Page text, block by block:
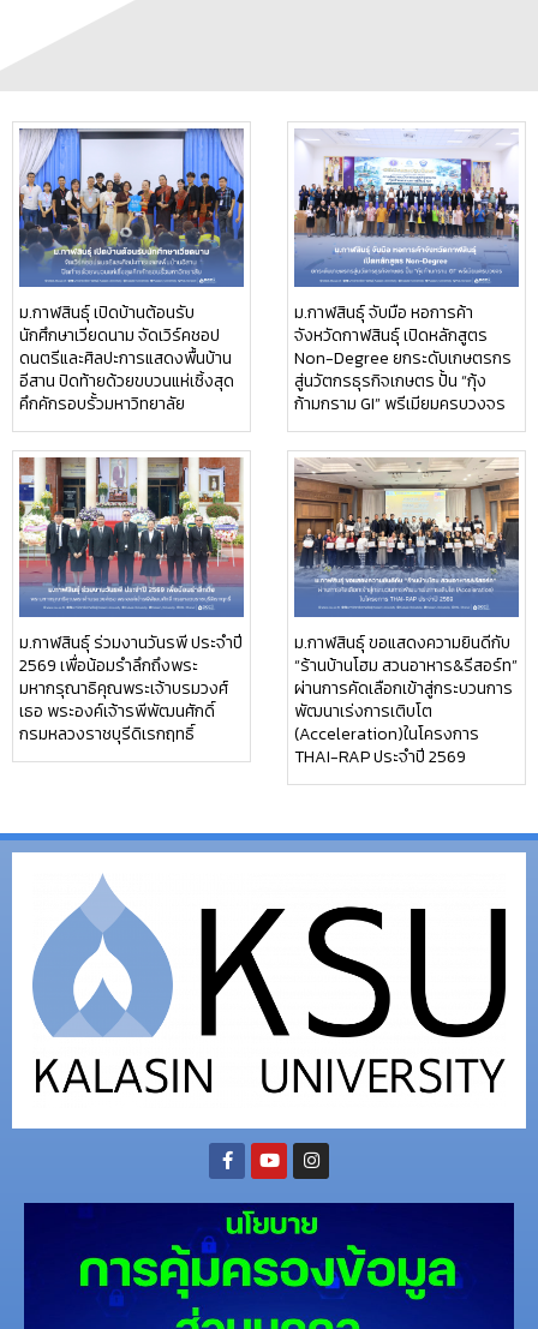
ม.กาฬสินธุ์ เปิดบ้านต้อนรับ
นักศึกษาเวียดนาม จัดเวิร์คชอป
ดนตรีและศิลปะการแสดงพื้นบ้าน
อีสาน ปิดท้ายด้วยขบวนแห่เซิ้งสุด
คึกคักรอบรั้วมหาวิทยาลัย
ม.กาฬสินธุ์ จับมือ หอการค้า
จังหวัดกาฬสินธุ์ เปิดหลักสูตร
Non-Degree ยกระดับเกษตรกร
สู่นวัตกรธุรกิจเกษตร ปั้น “กุ้ง
ก้ามกราม GI” พรีเมียมครบวงจร
ม.กาฬสินธุ์ ร่วมงานวันรพี ประจำปี
2569 เพื่อน้อมรำลึกถึงพระ
มหากรุณาธิคุณพระเจ้าบรมวงศ์
เธอ พระองค์เจ้ารพีพัฒนศักดิ์
กรมหลวงราชบุรีดิเรกฤทธิ์
ม.กาฬสินธุ์ ขอแสดงความยินดีกับ
“ร้านบ้านโฮม สวนอาหาร&รีสอร์ท”
ผ่านการคัดเลือกเข้าสู่กระบวนการ
พัฒนาเร่งการเติบโต
(Acceleration)ในโครงการ
THAI-RAP ประจำปี 2569